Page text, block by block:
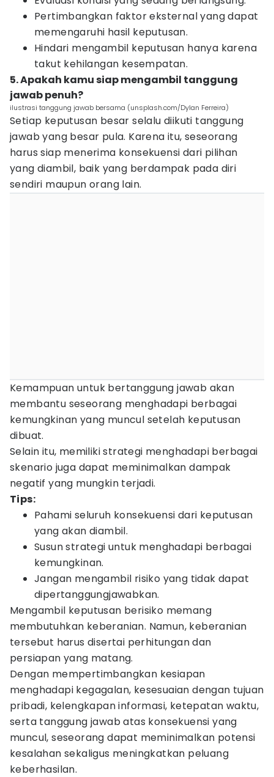
Pertimbangkan faktor eksternal yang dapat
memengaruhi hasil keputusan.
Hindari mengambil keputusan hanya karena
takut kehilangan kesempatan.
5. Apakah kamu siap mengambil tanggung
jawab penuh?
ilustrasi tanggung jawab bersama (unsplash.com/Dylan Ferreira)
Setiap keputusan besar selalu diikuti tanggung
jawab yang besar pula. Karena itu, seseorang
harus siap menerima konsekuensi dari pilihan
yang diambil, baik yang berdampak pada diri
sendiri maupun orang lain.
Kemampuan untuk bertanggung jawab akan
membantu seseorang menghadapi berbagai
kemungkinan yang muncul setelah keputusan
dibuat.
Selain itu, memiliki strategi menghadapi berbagai
skenario juga dapat meminimalkan dampak
negatif yang mungkin terjadi.
Tips:
Pahami seluruh konsekuensi dari keputusan
yang akan diambil.
Susun strategi untuk menghadapi berbagai
kemungkinan.
Jangan mengambil risiko yang tidak dapat
dipertanggungjawabkan.
Mengambil keputusan berisiko memang
membutuhkan keberanian. Namun, keberanian
tersebut harus disertai perhitungan dan
persiapan yang matang.
Dengan mempertimbangkan kesiapan
menghadapi kegagalan, kesesuaian dengan tujuan
pribadi, kelengkapan informasi, ketepatan waktu,
serta tanggung jawab atas konsekuensi yang
muncul, seseorang dapat meminimalkan potensi
kesalahan sekaligus meningkatkan peluang
keberhasilan.